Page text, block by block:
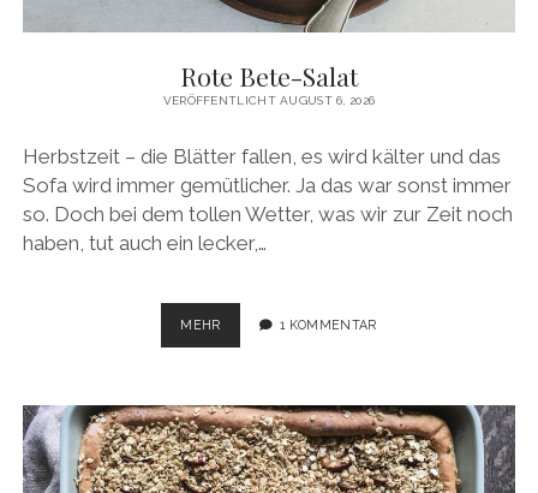
Rote Bete-Salat
VERÖFFENTLICHT AUGUST 6, 2026
Herbstzeit – die Blätter fallen, es wird kälter und das
Sofa wird immer gemütlicher. Ja das war sonst immer
so. Doch bei dem tollen Wetter, was wir zur Zeit noch
haben, tut auch ein lecker,…
MEHRROTE
BETE-
1 KOMMENTAR